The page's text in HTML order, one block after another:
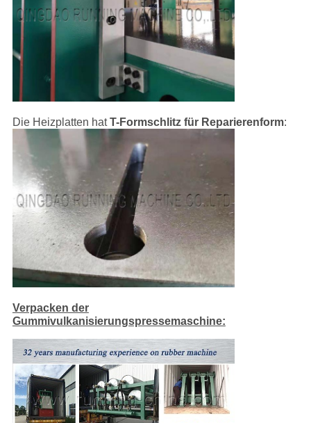
Die Heizplatten hatT-Formschlitz für Reparierenform:
Verpacken der
Gummivulkanisierungspressemaschine: